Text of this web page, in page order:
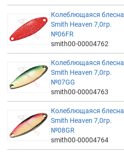
Колеблющаяся блесна
Smith Heaven 7,0гр.
№06FR
smith00-00004762
Колеблющаяся блесна
Smith Heaven 7,0гр.
№07GG
smith00-00004763
Колеблющаяся блесна
Smith Heaven 7,0гр.
№08GR
smith00-00004764